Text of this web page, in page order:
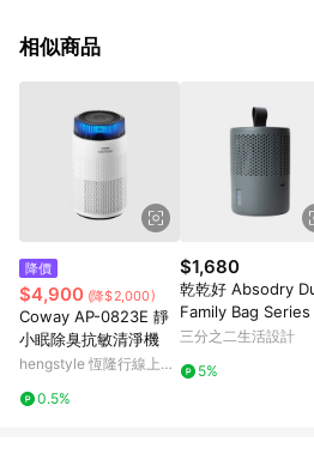
台灣樂天市場，並在同一瀏覽器於24小時
使用APP、或中途瀏覽比價網、回饋網、
由網頁版(電腦版/手機版網頁)切換為App
無法進行 LINE POINTS 回饋。 (5) LINE 購物為購物資訊整合性
平台，商品資料更新會有時間差，如顯示
位、贈品與台灣樂天市場銷售網頁不符，
(6) 導購訂單已逾 365 天，根據台灣樂天
點數回饋或點數回饋有爭議，台灣樂天市
追訴之權利，活動詳情以樂天市場網站公
相似商品
降價
$4,900 (降$2,000)
Coway AP-0823E 靜
小眠除臭抗敏清淨機
hengstyle 恆隆行線上購
0.5%
$1,680
乾乾好 Absodry
Family Bag
（單機）沈穩灰
三分之二生活設計
5%